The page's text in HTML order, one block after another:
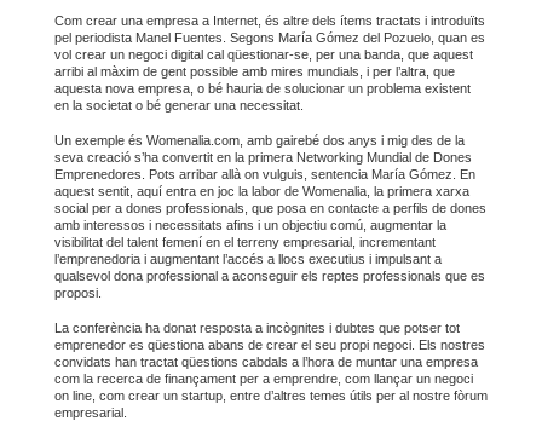
Com crear una empresa a Internet, és altre dels ítems tractats i introduïts
pel periodista Manel Fuentes. Segons María Gómez del Pozuelo, quan es
vol crear un negoci digital cal qüestionar-se, per una banda, que aquest
arribi al màxim de gent possible amb mires mundials, i per l’altra, que
aquesta nova empresa, o bé hauria de solucionar un problema existent
en la societat o bé generar una necessitat.
Un exemple és Womenalia.com, amb gairebé dos anys i mig des de la
seva creació s’ha convertit en la primera Networking Mundial de Dones
Emprenedores. Pots arribar allà on vulguis, sentencia María Gómez. En
aquest sentit, aquí entra en joc la labor de Womenalia, la primera xarxa
social per a dones professionals, que posa en contacte a perfils de dones
amb interessos i necessitats afins i un objectiu comú, augmentar la
visibilitat del talent femení en el terreny empresarial, incrementant
l’emprenedoria i augmentant l’accés a llocs executius i impulsant a
qualsevol dona professional a aconseguir els reptes professionals que es
proposi.
La conferència ha donat resposta a incògnites i dubtes que potser tot
emprenedor es qüestiona abans de crear el seu propi negoci. Els nostres
convidats han tractat qüestions cabdals a l’hora de muntar una empresa
com la recerca de finançament per a emprendre, com llançar un negoci
on line, com crear un startup, entre d’altres temes útils per al nostre fòrum
empresarial.